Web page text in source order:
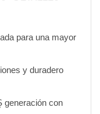
para una mayor
y duradero
generación con